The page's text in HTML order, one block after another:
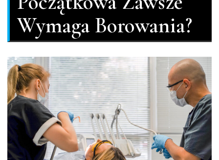
Wymaga Borowania?